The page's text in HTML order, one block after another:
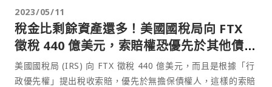
2023/05/11
稅金比剩餘資產還多！美國國稅局向 FTX
徵稅 440 億美元，索賠權恐優先於其他債權
人
美國國稅局 (IRS) 向 FTX 徵稅 440 億美元，而且是根據「行
政優先權」提出稅收索賠，優先於無擔保債權人，這樣的索賠